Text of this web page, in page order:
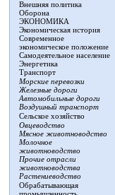
Внешняя политика
Оборона
ЭКОНОМИКА
Экономическая история
Современное
экономическое положение
Самодеятельное население
Энергетика
Транспорт
Морские перевозки
Железные дороги
Автомобильные дороги
Воздушный транспорт
Сельское хозяйство
Овцеводство
Мясное животноводство
Молочное
животноводство
Прочие отрасли
животноводства
Растениеводство
Обрабатывающая